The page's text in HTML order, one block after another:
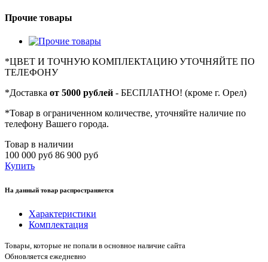
Прочие товары
*ЦВЕТ И ТОЧНУЮ КОМПЛЕКТАЦИЮ УТОЧНЯЙТЕ ПО
ТЕЛЕФОНУ
*Доставка от 5000 рублей - БЕСПЛАТНО! (кроме г. Орел)
*Товар в ограниченном количестве, уточняйте наличие по
телефону Вашего города.
Товар в наличии
100 000 руб 86 900 руб
Купить
На данный товар распространяется
Характеристики
Комплектация
Товары, которые не попали в основное наличие сайта
Обновляется ежедневно